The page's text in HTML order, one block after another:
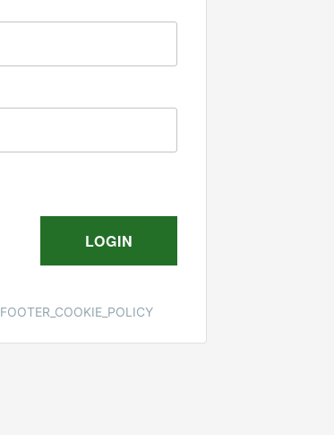
FOOTER_COOKIE_POLICY